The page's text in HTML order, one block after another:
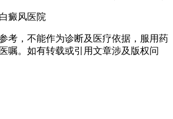
癜风医院
考，不能作为诊断及医疗依据，服用药
嘱。如有转载或引用文章涉及版权问